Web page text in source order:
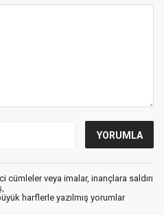
cümleler veya imalar, inançlara saldırı
harflerle yazılmış yorumlar